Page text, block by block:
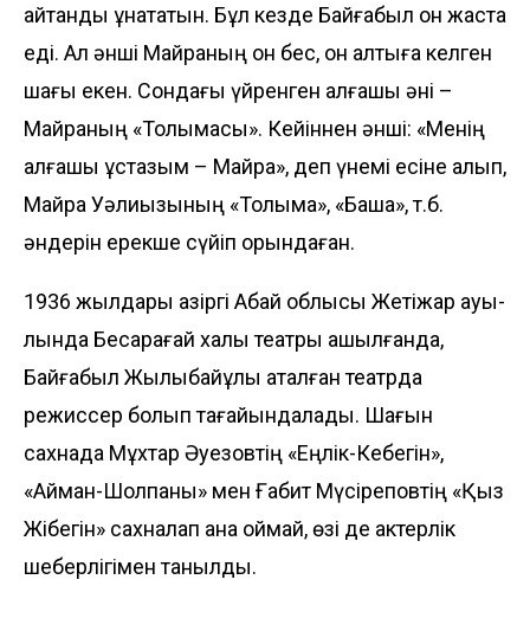
айтқанды ұнататын. Бұл кезде Байғабыл он жаста
еді. Ал әнші Майраның он бес, он алтыға келген
шағы екен. Сондағы үйренген алғашқы әні –
Майраның «Толқымасы». Кейіннен әнші: «Менің
алғашқы ұстазым – Майра», деп үнемі есіне алып,
Майра Уәлиқызының «Толқыма», «Бақша», т.б.
әндерін ерекше сүйіп орындаған.
1936 жылдары қазіргі Абай облысы Жетіжар ауы­
лында Бесқарағай халық театры ашылғанда,
Байғабыл Жылқыбайұлы аталған театр­да
режиссер болып тағайын­далады. Шағын
сахнада Мұх­тар Әуезовтің «Еңлік-Кебегін»,
«Айман-Шолпаны» мен Ғабит Мүсіреповтің «Қыз
Жібе­гін» сахналап қана қоймай, өзі де актерлік
шеберлігімен танылды.